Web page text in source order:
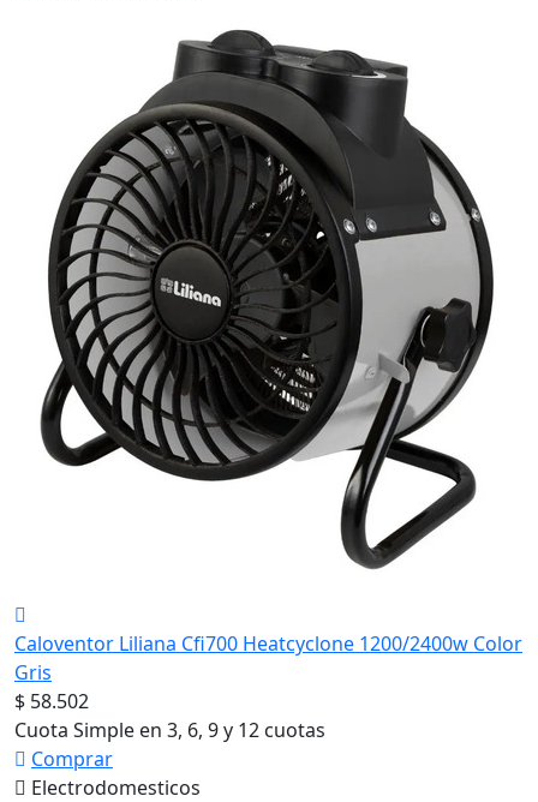
Caloventor Liliana Cfi700 Heatcyclone 1200/2400w Color
Gris
$ 58.502
Cuota Simple en 3, 6, 9 y 12 cuotas
Comprar
Electrodomesticos